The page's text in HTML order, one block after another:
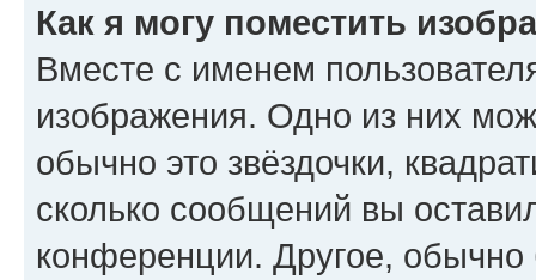
Как я могу поместить
Вместе с именем
изображения. Одно из них
обычно это звёздочки,
сколько сообщений вы
конференции. Другое,